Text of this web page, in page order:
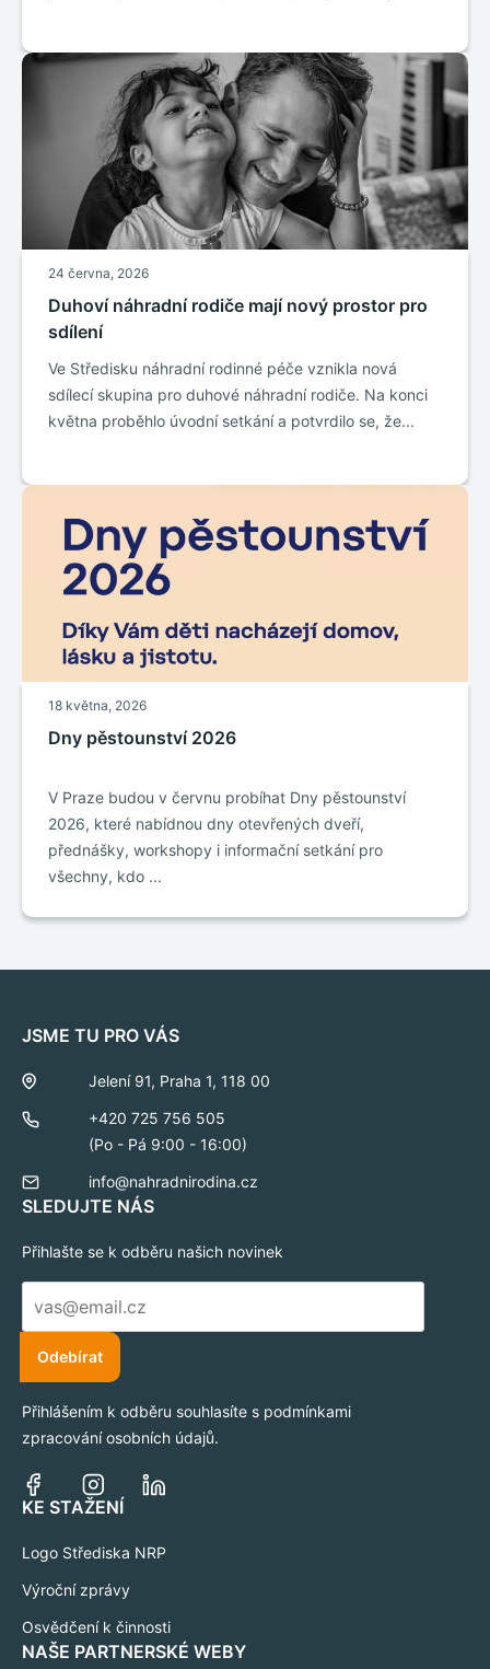
24 června, 2026
Duhoví náhradní rodiče mají nový prostor pro
sdílení
Ve Středisku náhradní rodinné péče vznikla nová
sdílecí skupina pro duhové náhradní rodiče. Na konci
května proběhlo úvodní setkání a potvrdilo se, že...
18 května, 2026
Dny pěstounství 2026
V Praze budou v červnu probíhat Dny pěstounství
2026, které nabídnou dny otevřených dveří,
přednášky, workshopy i informační setkání pro
všechny, kdo ...
JSME TU PRO VÁS
Jelení 91, Praha 1, 118 00
+420 725 756 505
(Po - Pá 9:00 - 16:00)
info@nahradnirodina.cz
SLEDUJTE NÁS
Přihlašte se k odběru našich novinek
E-
mail
Odebírat
Přihlášením k odběru souhlasíte s podmínkami
zpracování osobních údajů.
KE STAŽENÍ
Logo Střediska NRP
Výroční zprávy
Osvědčení k činnosti
NAŠE PARTNERSKÉ WEBY